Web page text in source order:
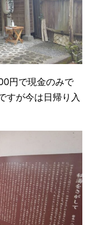
円で現金のみで
すが今は日帰り入